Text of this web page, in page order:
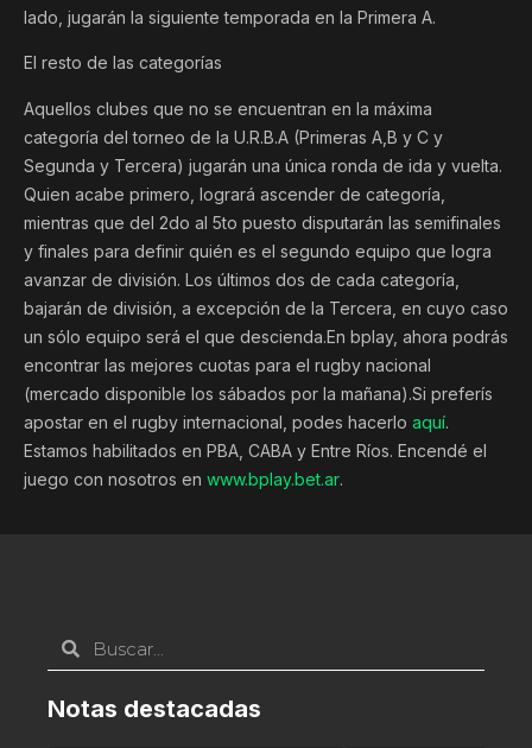
lado, jugarán la siguiente temporada en la Primera A.
El resto de las categorías
Aquellos clubes que no se encuentran en la máxima
categoría del torneo de la U.R.B.A (Primeras A,B y C y
Segunda y Tercera) jugarán una única ronda de ida y vuelta.
Quien acabe primero, logrará ascender de categoría,
mientras que del 2do al 5to puesto disputarán las semifinales
y finales para definir quién es el segundo equipo que logra
avanzar de división. Los últimos dos de cada categoría,
bajarán de división, a excepción de la Tercera, en cuyo caso
un sólo equipo será el que descienda.En bplay, ahora podrás
encontrar las mejores cuotas para el rugby nacional
(mercado disponible los sábados por la mañana).Si preferís
apostar en el rugby internacional, podes hacerlo aquí.
Estamos habilitados en PBA, CABA y Entre Ríos. Encendé el
juego con nosotros en www.bplay.bet.ar.
Notas destacadas